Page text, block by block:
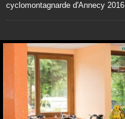
cyclomontagnarde d'Annecy 2016